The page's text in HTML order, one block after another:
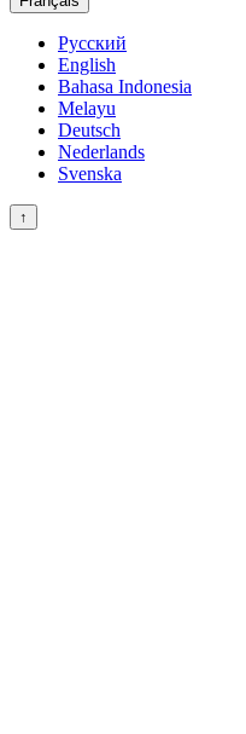
Русский
English
Bahasa Indonesia
Melayu
Deutsch
Nederlands
Svenska
↑